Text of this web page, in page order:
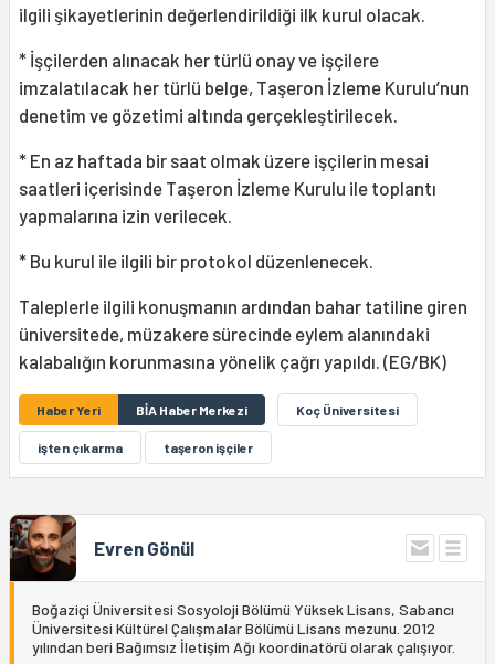
ilgili şikayetlerinin değerlendirildiği ilk kurul olacak.
* İşçilerden alınacak her türlü onay ve işçilere
imzalatılacak her türlü belge, Taşeron İzleme Kurulu’nun
denetim ve gözetimi altında gerçekleştirilecek.
* En az haftada bir saat olmak üzere işçilerin mesai
saatleri içerisinde Taşeron İzleme Kurulu ile toplantı
yapmalarına izin verilecek.
* Bu kurul ile ilgili bir protokol düzenlenecek.
Taleplerle ilgili konuşmanın ardından bahar tatiline giren
üniversitede, müzakere sürecinde eylem alanındaki
kalabalığın korunmasına yönelik çağrı yapıldı. (EG/BK)
Haber Yeri BİA Haber Merkezi Koç Üniversitesi
işten çıkarma taşeron işçiler
Evren Gönül
Boğaziçi Üniversitesi Sosyoloji Bölümü Yüksek Lisans, Sabancı
Üniversitesi Kültürel Çalışmalar Bölümü Lisans mezunu. 2012
yılından beri Bağımsız İletişim Ağı koordinatörü olarak çalışıyor.